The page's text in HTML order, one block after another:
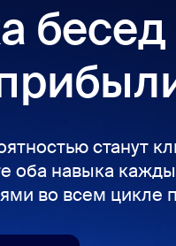
бесед
станут
оба навыка
во всем цикле